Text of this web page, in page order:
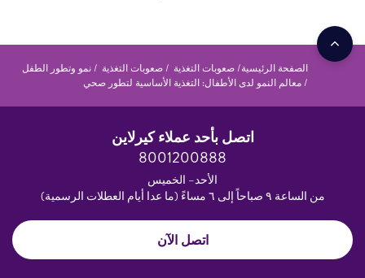
الصفحة الرئيسية صعوبات التغذية صعوبات التغذية
نمو وتطور الطفل
معالم النمو لدى الأطفال: التغذية الأساسية لتطور صحي
اتصل بأحد عملاء كيرلاين
8001200888
الأحد– الخميس
من الساعة ٩ صباحاً إلى ٦ مساءً (ما عدا أيام العطلات الرسمية)
اتصل الآن